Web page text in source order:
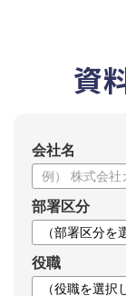
資
会社名
部署区分
役職